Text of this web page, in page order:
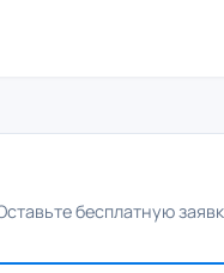
бесплатную